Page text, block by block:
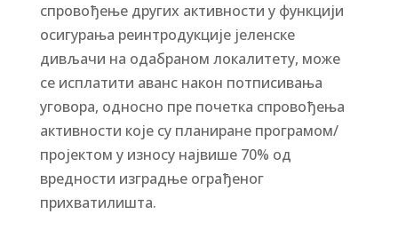
спровођење других активности у функцији
осигурања реинтродукције јеленске
дивљачи на одабраном локалитету, може
се исплатити аванс након потписивања
уговора, односно пре почетка спровођења
активности које су планиране програмом/
пројектом у износу највише 70% од
вредности изградње ограђеног
прихватилишта.